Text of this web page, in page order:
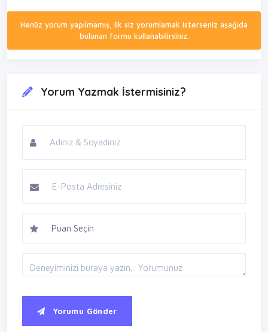
Henüz yorum yapılmamış, ilk siz yorumlamak isterseniz aşağıda
bulunan formu kullanabilirsiniz.
Yorum Yazmak İstermisiniz?
Yorumu Gönder